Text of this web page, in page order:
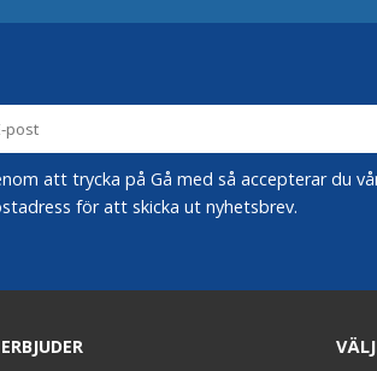
att trycka på Gå med så accepterar du
för att skicka ut nyhetsbrev.